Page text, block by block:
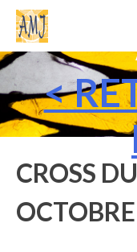
<
VIE
VIE
VIE
CROSS
OCTOBRE